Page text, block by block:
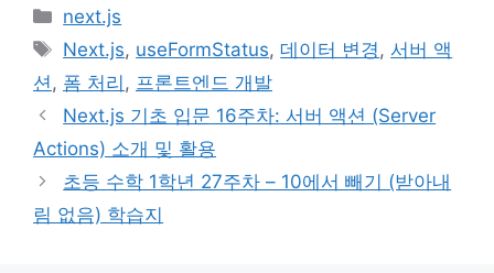
카
테
리
next.js
태
그
Next.js, useFormStatus,데이터 변경, 서버 액
션, 폼 처리 , 프론트엔드 개발
Next.js 기초 입문 16주차: 서버 액션 (Server
Actions) 소개 및 활용
초등 수학 1학년 27주차 – 10에서 빼기 (받아내
림 없음) 학습지